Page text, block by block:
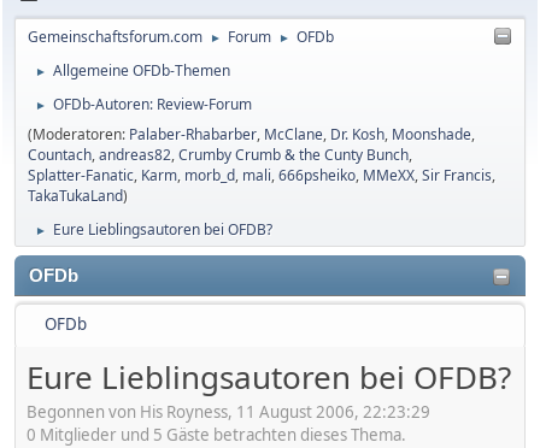
Gemeinschaftsforum.com ► Forum ► OFDb
► Allgemeine OFDb-Themen
►
OFDb-Autoren: Review-Forum
(Moderatoren: Palaber-Rhabarber, McClane, Dr. Kosh, Moonshade,
Countach,andreas82,Crumby Crumb & the Cunty Bunch,
Splatter-Fanatic, Karm, morb_d, mali,666psheiko, MMeXX,Sir Francis,
TakaTukaLand)
► Eure Lieblingsautoren bei OFDB?
OFDb
OFDb
Eure Lieblingsautoren bei OFDB?
Begonnen von His Royness, 11 August 2006, 22:23:29
0 Mitglieder und 5 Gäste betrachten dieses Thema.